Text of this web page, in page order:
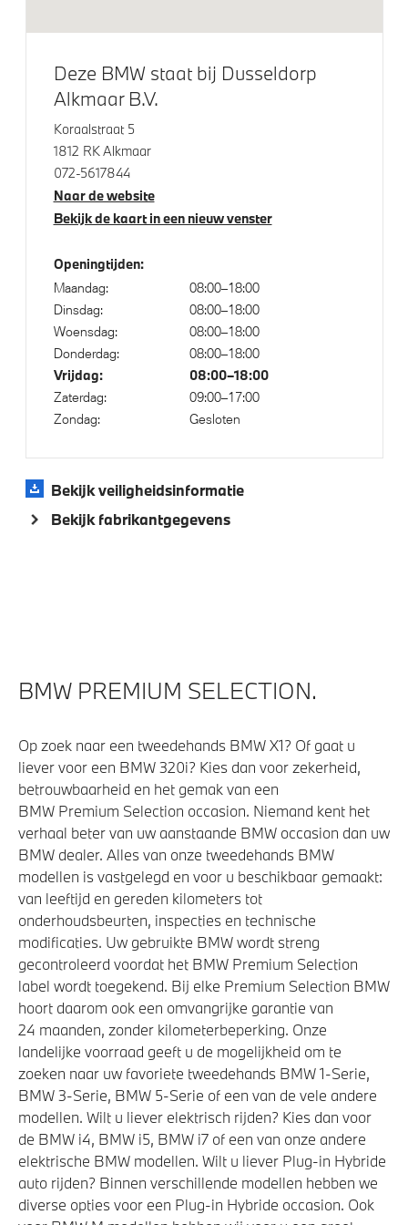
Raamomlijsting M hoogglans Shadow Line
Adaptieve LED koplampen en Laser achterlichten
Klimaatbeheersing
Automatische 2-zone Airconditioning
Elektrische voorzieningen
High-beam assistant
Driving Assistant Professional
Cruise control
Buitenspiegels elektrisch inklapbaar
bestuurderzijde
Parkeer assistent
Aandrijving en onderstel
Kilometertacho
M Adaptief onderstel
Automatische 8-traps Steptronic sporttransmissie
Anti blokkeer systeem
Variable Sport Steering
Veiligheid
Elektronisch Stabiliteits Programma
Airbag bestuurder
Actieve Voetgangersbescherming
Deze BMW staat bij Dusseldorp
Alkmaar B.V.
Koraalstraat 5
1812 RK Alkmaar
072-5617844
Naar de website
Bekijk de kaart in een nieuw venster
Openingtijden:
Maandag:
08:00–18:00
Dinsdag:
08:00–18:00
Woensdag:
08:00–18:00
Donderdag:
08:00–18:00
Vrijdag: 08:00–18:00
Zaterdag:
09:00–17:00
Zondag:
Gesloten
Bekijk veiligheidsinformatie
Bekijk fabrikantgegevens
BMW PREMIUM SELECTION.
Op zoek naar een tweedehands BMW X1? Of gaat u
liever voor een BMW 320i? Kies dan voor zekerheid,
betrouwbaarheid en het gemak van een
BMW Premium Selection occasion. Niemand kent het
verhaal beter van uw aanstaande BMW occasion dan uw
BMW dealer. Alles van onze tweedehands BMW
modellen is vastgelegd en voor u beschikbaar gemaakt:
van leeftijd en gereden kilometers tot
onderhoudsbeurten, inspecties en technische
modificaties. Uw gebruikte BMW wordt streng
gecontroleerd voordat het BMW Premium Selection
label wordt toegekend. Bij elke Premium Selection BMW
hoort daarom ook een omvangrijke garantie van
24 maanden, zonder kilometerbeperking. Onze
landelijke voorraad geeft u de mogelijkheid om te
zoeken naar uw favoriete tweedehands BMW 1-Serie,
BMW 3-Serie, BMW 5-Serie of een van de vele andere
modellen. Wilt u liever elektrisch rijden? Kies dan voor
de BMW i4, BMW i5, BMW i7 of een van onze andere
elektrische BMW modellen. Wilt u liever Plug-in Hybride
auto rijden? Binnen verschillende modellen hebben we
diverse opties voor een Plug-in Hybride occasion. Ook